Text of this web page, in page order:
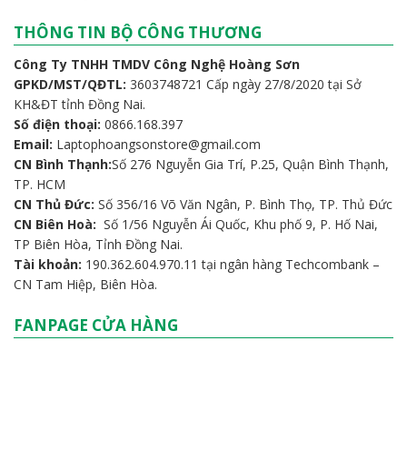
THÔNG TIN BỘ CÔNG THƯƠNG
Công Ty TNHH TMDV Công Nghệ Hoàng Sơn
GPKD/MST/QĐTL: 3603748721 Cấp ngày 27/8/2020 tại Sở
KH&ĐT tỉnh Đồng Nai.
Số điện thoại: 0866.168.397
Email: Laptophoangsonstore@gmail.com
CN Bình Thạnh:Số 276 Nguyễn Gia Trí, P.25, Quận Bình Thạnh,
TP. HCM
CN Thủ Đức: Số 356/16 Võ Văn Ngân, P. Bình Thọ, TP. Thủ Đức
CN Biên Hoà: Số 1/56 Nguyễn Ái Quốc, Khu phố 9, P. Hố Nai,
TP Biên Hòa, Tỉnh Đồng Nai.
Tài khoản: 190.362.604.970.11 tại ngân hàng Techcombank –
CN Tam Hiệp, Biên Hòa.
FANPAGE CỬA HÀNG